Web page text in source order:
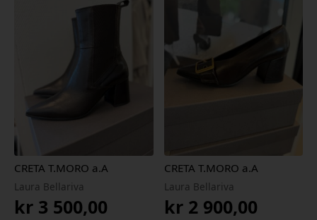
CRETA T.MORO a.A
Laura Bellariva
kr 3 500,00
CRETA T.MORO a.A
Laura Bellariva
kr2 900,00